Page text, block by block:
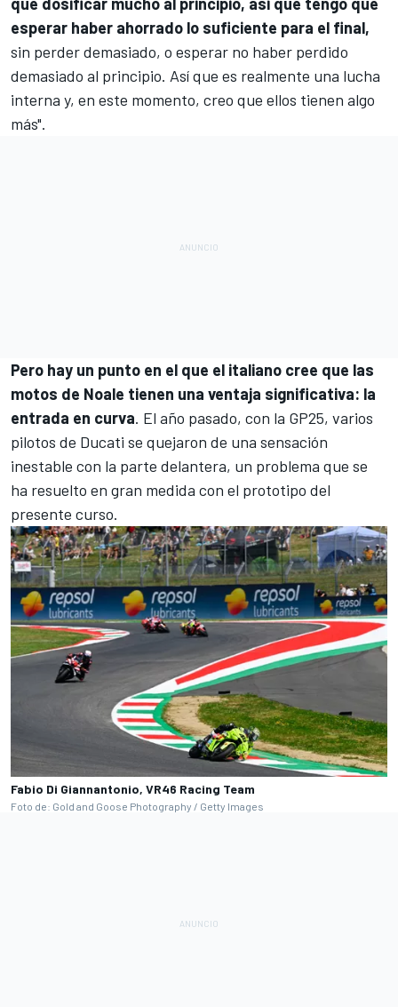
esperar haber ahorrado lo suficiente para el final,
sin perder demasiado, o esperar no haber perdido
demasiado al principio. Así que es realmente una lucha
interna y, en este momento, creo que ellos tienen algo
más".
Pero hay un punto en el que el italiano cree que las
motos de Noale tienen una ventaja significativa: la
entrada en curva. El año pasado, con la GP25, varios
pilotos de Ducati se quejaron de una sensación
inestable con la parte delantera, un problema que se
ha resuelto en gran medida con el prototipo del
presente curso.
Fabio Di Giannantonio, VR46 Racing Team
Foto de: Gold and Goose Photography / Getty Images